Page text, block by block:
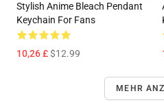
Stylish Anime Bleach Pendant
Keychain For Fans
10,26 £$12.99
MEHR